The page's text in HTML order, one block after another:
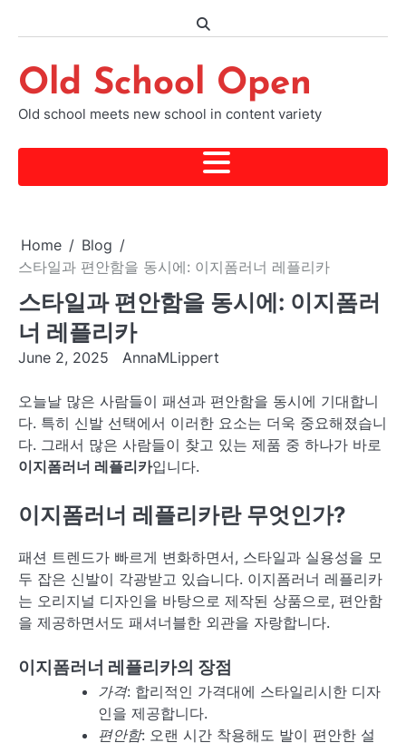
Old School Open
Old school meets new school in content variety
Home
Blog
스타일과 편안함을 동시에: 이지폼러너 레플리카
스타일과 편안함을 동시에: 이지폼러
너 레플리카
June 2, 2025 AnnaMLippert
오늘날 많은 사람들이 패션과 편안함을 동시에 기대합니
다. 특히 신발 선택에서 이러한 요소는 더욱 중요해졌습니
다. 그래서 많은 사람들이 찾고 있는 제품 중 하나가 바로
이지폼러너 레플리카입니다.
이지폼러너 레플리카란 무엇인가?
패션 트렌드가 빠르게 변화하면서, 스타일과 실용성을 모
두 잡은 신발이 각광받고 있습니다. 이지폼러너 레플리카
는 오리지널 디자인을 바탕으로 제작된 상품으로, 편안함
을 제공하면서도 패셔너블한 외관을 자랑합니다.
이지폼러너 레플리카의 장점
가격: 합리적인 가격대에 스타일리시한 디자
인을 제공합니다.
편안함: 오랜 시간 착용해도 발이 편안한 설